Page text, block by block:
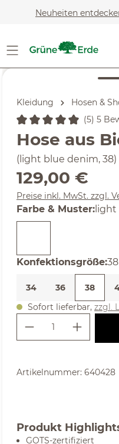
Zum Hauptinhalt springen
Neuheiten
Kleidung Hosen &
Durchschnittliche
(5) 5
Hose aus
(light blue denim, 38)
Regulärer Preis:
129,00 €
Preise inkl. MwSt. zzgl.
Farbe & Muster:
Konfektionsgröße:38
34 36 38
Sofort lieferbar, zzgl.
Produkt
Artikelnummer: 640428
Produkt
GOTS-zertifiziert